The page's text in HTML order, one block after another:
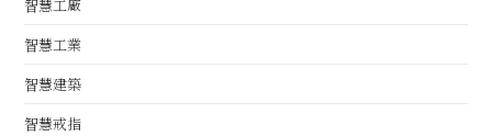
智慧工廠
智慧工業
智慧建築
智慧戒指